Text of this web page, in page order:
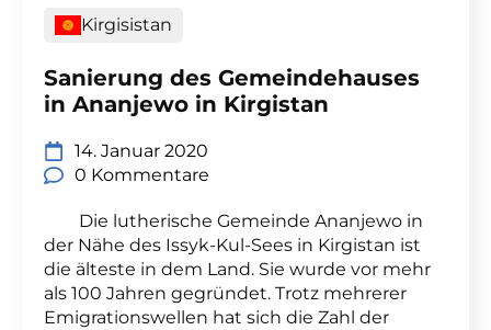
Kirgisistan
Sanierung des Gemeindehauses
in Ananjewo in Kirgistan
14. Januar 2020
0 Kommentare
Die lutherische Gemeinde Ananjewo in
der Nähe des Issyk-Kul-Sees in Kirgistan ist
die älteste in dem Land. Sie wurde vor mehr
als 100 Jahren gegründet. Trotz mehrerer
Emigrationswellen hat sich die Zahl der